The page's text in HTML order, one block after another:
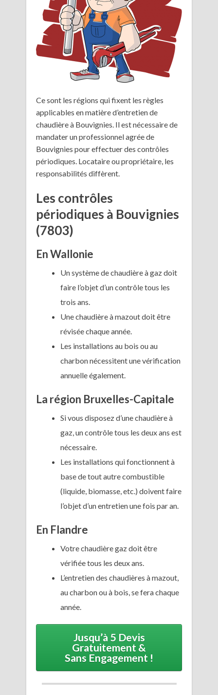
Ce sont les régions qui fixent les règles
applicables en matière d’entretien de
chaudière à Bouvignies. Il est nécessaire de
mandater un professionnel agrée de
Bouvignies pour effectuer des contrôles
périodiques. Locataire ou propriétaire, les
responsabilités diffèrent.
Les contrôles
périodiques à Bouvignies
(7803)
En Wallonie
Un système de chaudière à gaz doit
faire l’objet d’un contrôle tous les
trois ans.
Une chaudière à mazout doit être
révisée chaque année.
Les installations au bois ou au
charbon nécessitent une vérification
annuelle également.
La région Bruxelles-Capitale
Si vous disposez d’une chaudière à
gaz, un contrôle tous les deux ans est
nécessaire.
Les installations qui fonctionnent à
base de tout autre combustible
(liquide, biomasse, etc.) doivent faire
l’objet d’un entretien une fois par an.
En Flandre
Votre chaudière gaz doit être
vérifiée tous les deux ans.
L’entretien des chaudières à mazout,
au charbon ou à bois, se fera chaque
année.
Jusqu’à 5 Devis
Gratuitement &
Sans Engagement !